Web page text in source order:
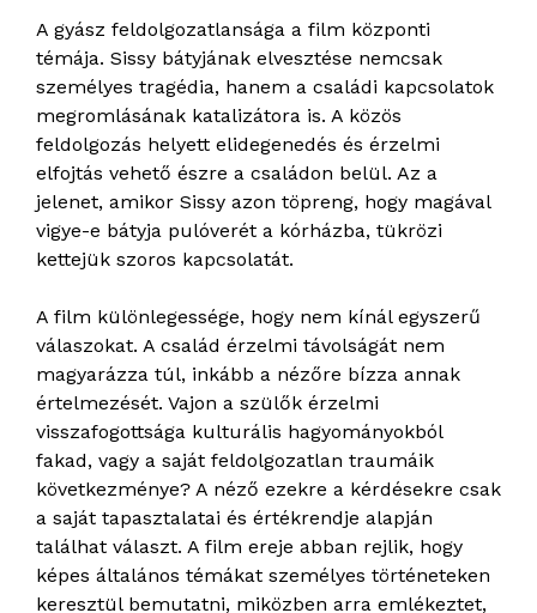
A gyász feldolgozatlansága a film központi
témája. Sissy bátyjának elvesztése nemcsak
személyes tragédia, hanem a családi kapcsolatok
megromlásának katalizátora is. A közös
feldolgozás helyett elidegenedés és érzelmi
elfojtás vehető észre a családon belül. Az a
jelenet, amikor Sissy azon töpreng, hogy magával
vigye-e bátyja pulóverét a kórházba, tükrözi
kettejük szoros kapcsolatát.
A film különlegessége, hogy nem kínál egyszerű
válaszokat. A család érzelmi távolságát nem
magyarázza túl, inkább a nézőre bízza annak
értelmezését. Vajon a szülők érzelmi
visszafogottsága kulturális hagyományokból
fakad, vagy a saját feldolgozatlan traumáik
következménye? A néző ezekre a kérdésekre csak
a saját tapasztalatai és értékrendje alapján
találhat választ. A film ereje abban rejlik, hogy
képes általános témákat személyes történeteken
keresztül bemutatni, miközben arra emlékeztet,